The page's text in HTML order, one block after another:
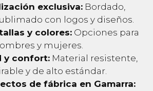
exclusiva: Bordado,
con logos y diseños.
y colores:Opciones para
y mujeres.
y confort:Material resistente,
y de alto estándar.
de fábrica en Gamarra: